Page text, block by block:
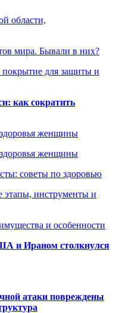
области,
мира. Бывали в них?
покрытие для защиты и
как сократить
женщины
здоровья женщины
советы по здоровью
этапы, инструменты и
и особенности
и Ираном столкнулся
атаки повреждены